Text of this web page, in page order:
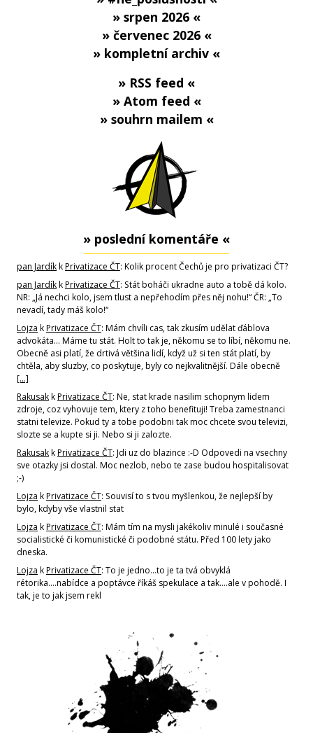
» srpen 2026 «
» červenec 2026 «
» kompletní archiv «
» RSS feed «
» Atom feed «
» souhrn mailem «
» poslední komentáře «
pan JardíkkPrivatizace ČT: Kolik procent Čechů je pro privatizaci ČT?
pan JardíkkPrivatizace ČT: Stát boháči ukradne auto a tobě dá kolo.
NR: „Já nechci kolo, jsem tlust a nepřehodím přes něj nohu!“ ČR: „To
nevadí, tady máš kolo!“
Lojza kPrivatizace ČT: Mám chvíli cas, tak zkusím udělat ďáblova
advokáta... Máme tu stát. Holt to tak je, někomu se to líbí, někomu ne.
Obecně asi platí, že drtivá většina lidí, když už si ten stát platí, by
chtěla, aby sluzby, co poskytuje, byly co nejkvalitnější. Dále obecně
[…]
RakusakkPrivatizace ČT: Ne, stat krade nasilim schopnym lidem
zdroje, coz vyhovuje tem, ktery z toho benefituji! Treba zamestnanci
statni televize. Pokud ty a tobe podobni tak moc chcete svou televizi,
slozte se a kupte si ji. Nebo si ji zalozte.
RakusakkPrivatizace ČT: Jdi uz do blazince :-D Odpovedi na vsechny
sve otazky jsi dostal. Moc nezlob, nebo te zase budou hospitalisovat
;-)
Lojza kPrivatizace ČT: Souvisí to s tvou myšlenkou, že nejlepší by
bylo, kdyby vše vlastnil stat
Lojza kPrivatizace ČT: Mám tím na mysli jakékoliv minulé i současné
socialistické či komunistické či podobné státu. Před 100 lety jako
dneska.
Lojza kPrivatizace ČT: To je jedno...to je ta tvá obvyklá
rétorika....nabídce a poptávce říkáš spekulace a tak....ale v pohodě. I
tak, je to jak jsem rekl